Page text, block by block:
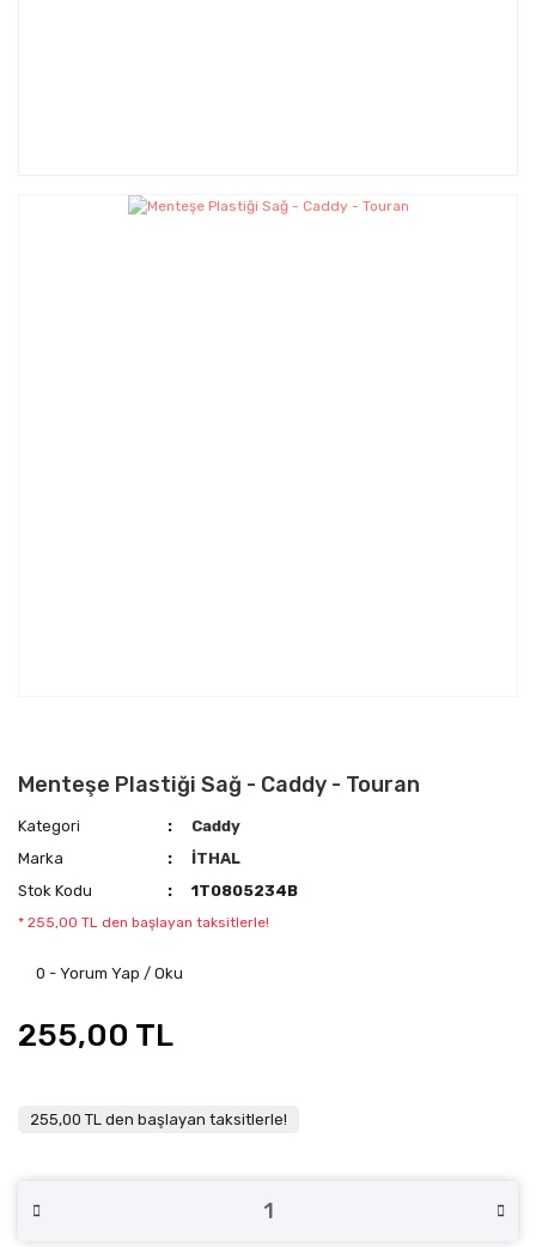
Menteşe Plastiği Sağ - Caddy - Touran
Kategori
Caddy
Marka
İTHAL
Stok Kodu
1T0805234B
* 255,00 TL den başlayan taksitlerle!
0 - Yorum Yap / Oku
255,00 TL
255,00 TL den başlayan taksitlerle!